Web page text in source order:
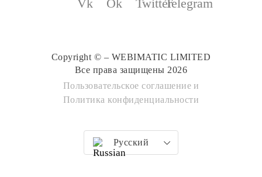
Copyright © – WEBIMATIC LIMITED
Все права защищены 2026
Пользовательское соглашение и
Политика конфиденциальности
Русский